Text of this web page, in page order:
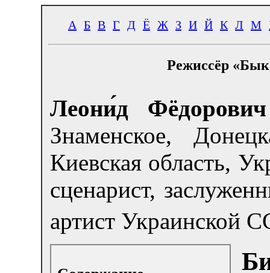
А Б В Г Д Ё Ж З И Й К Л М
Режиссёр
Леони́д
Знаменское,
Киевская область,
сценарист,
артист Украинской